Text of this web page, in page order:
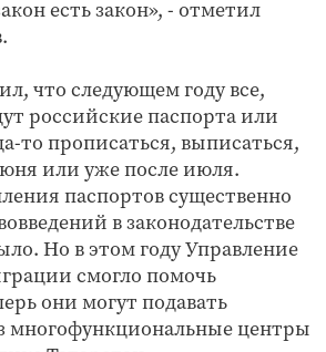
есть закон», - отметил
что следующем году все,
российские паспорта или
то прописаться, выписаться,
или уже после июля.
паспортов существенно
в законодательстве
Но в этом году Управление
смогло помочь
они могут подавать
многофункциональные центры